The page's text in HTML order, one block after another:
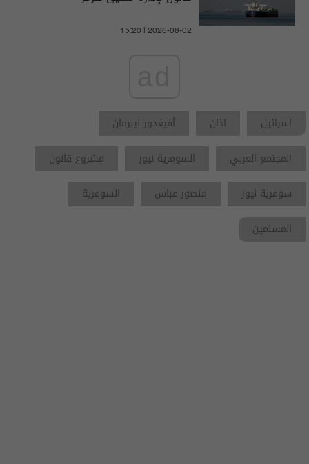
15:20 | 2026-08-02
اسرائيل اذان
أفيغدور ليبرمان
المجتمع العربي
السومرية نيوز
مشروع قانون
سومرية نيوز
منصور عباس
السومرية
المسلمين